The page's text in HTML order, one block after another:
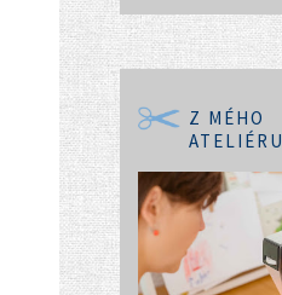
Z MÉHO
ATELIÉRU